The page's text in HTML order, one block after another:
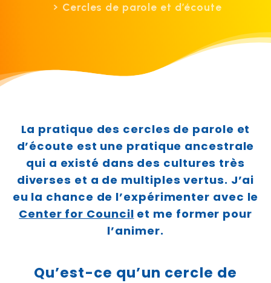
Cercles de parole et d’écoute
La pratique des cercles de parole et
d’écoute est une pratique ancestrale
qui a existé dans des cultures très
diverses et a de multiples vertus. J’ai
eu la chance de l’expérimenter avec le
Center for Council et me former pour
l’animer.
Qu’est-ce qu’un cercle de